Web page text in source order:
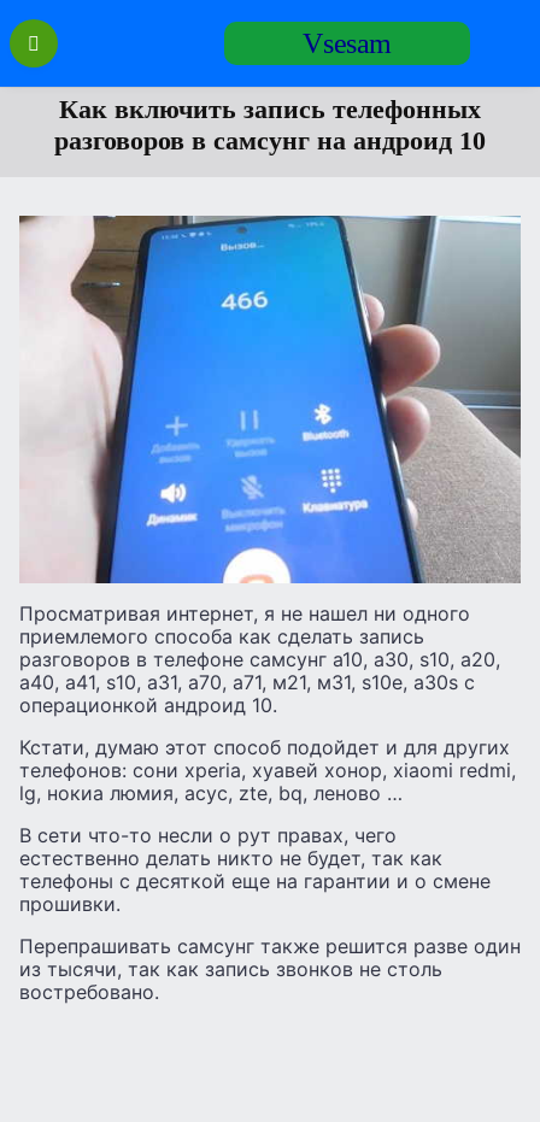
Перейти
содержанию
Vsesam
Как включить запись телефонных
разговоров в самсунг на андроид 10
Просматривая интернет, я не нашел ни одного
приемлемого способа как сделать запись
разговоров в телефоне самсунг а10, а30, s10, а20,
а40, а41, s10, а31, а70, а71, м21, м31, s10e, а30s с
операционкой андроид 10.
Кстати, думаю этот способ подойдет и для других
телефонов: сони xperia, хуавей хонор, xiaomi redmi,
lg, нокиа люмия, асус, zte, bq, леново …
В сети что-то несли о рут правах, чего
естественно делать никто не будет, так как
телефоны с десяткой еще на гарантии и о смене
прошивки.
Перепрашивать самсунг также решится разве один
из тысячи, так как запись звонков не столь
востребовано.